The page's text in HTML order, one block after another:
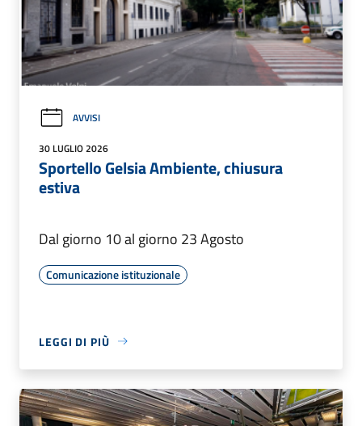
AVVISI
30 LUGLIO 2026
Sportello Gelsia Ambiente, chiusura
estiva
Dal giorno 10 al giorno 23 Agosto
Comunicazione istituzionale
LEGGI DI PIÙ